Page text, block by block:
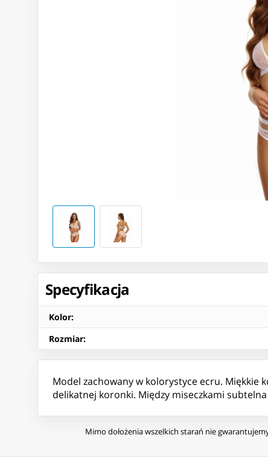
Specyfikacja
Kolor:
Rozmiar:
Model zachowany w kolorystyce ecru. Miękkie
delikatnej koronki. Między miseczkami
Mimo dołożenia wszelkich starań nie